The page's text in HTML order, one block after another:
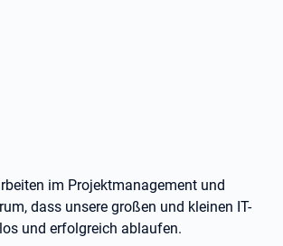
im Projektmanagement und
dass unsere großen und kleinen IT-
und erfolgreich ablaufen.